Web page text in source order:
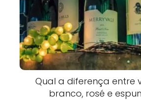
Qual a diferença entre
branco, rosé e